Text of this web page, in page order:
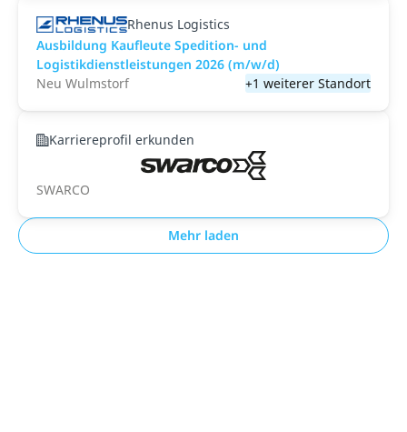
Rhenus Logistics
Ausbildung Kaufleute Spedition- und
Logistikdienstleistungen 2026 (m/w/d)
Neu Wulmstorf
+1 weiterer Standort
Karriereprofil erkunden
SWARCO
Mehr laden